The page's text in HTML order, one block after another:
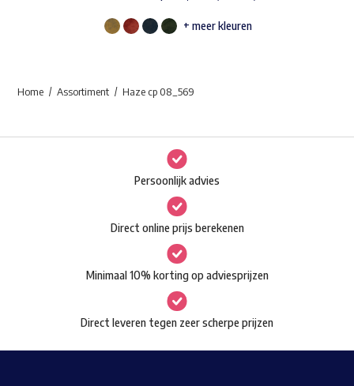
Waar ben je naar op zoek?
Dit
Deze
optie
kan
gekozen
worden
op
de
productpagina
+ meer kleuren
Home Assortiment Haze cp 08_569
Persoonlijk advies
Direct online prijs berekenen
Minimaal 10% korting op adviesprijzen
Direct leveren tegen zeer scherpe prijzen